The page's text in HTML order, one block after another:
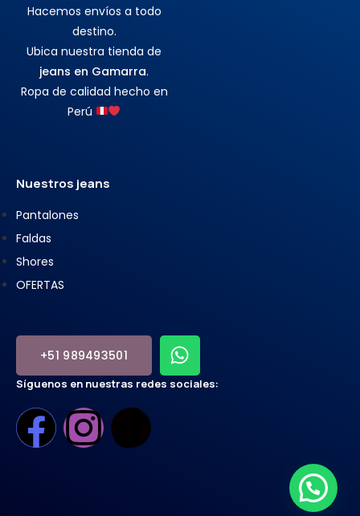
Hacemos envíos a todo
destino.
Ubica nuestra tienda de
jeans en Gamarra.
Ropa de calidad hecho en
Perú
Nuestros jeans
Pantalones
Faldas
Shores
OFERTAS
+51 989493501
Síguenos en nuestras redes sociales: